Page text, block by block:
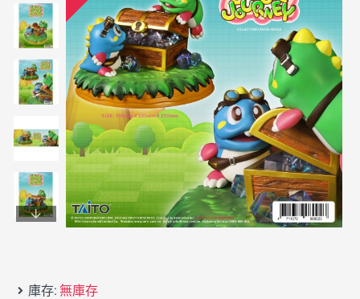
庫存: 無庫存